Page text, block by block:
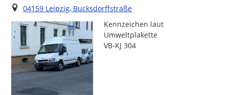
Ort
04159 Leipzig, Bucksdorffstraße
Kennzeichen laut
Umweltplakette
VB-KJ 304